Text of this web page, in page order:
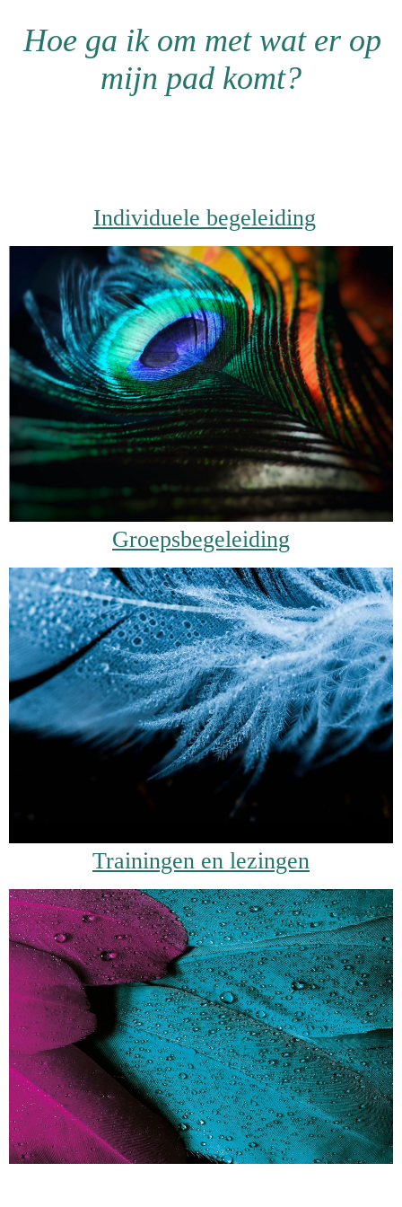
Hoe ga ik om met wat er op
mijn pad komt?
Individuele begeleiding
Groepsbegeleiding
Trainingen en lezingen